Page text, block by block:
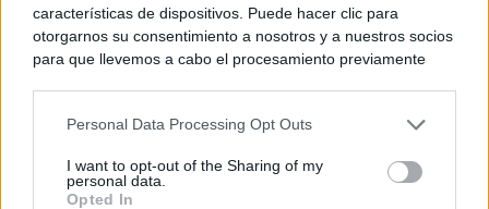
características de dispositivos. Puede hacer clic para
otorgarnos su consentimiento a nosotros y a nuestros socios
para que llevemos a cabo el procesamiento previamente
negar su consentimiento. Tenga en cuenta que algún
de su consentimiento, pero usted tiene el derecho de
rechazar tal procesamiento. Sus preferencias se aplicarán
Personal Data Processing Opt Outs
I want to opt-out of the Sharing of my
personal data.
Opted In